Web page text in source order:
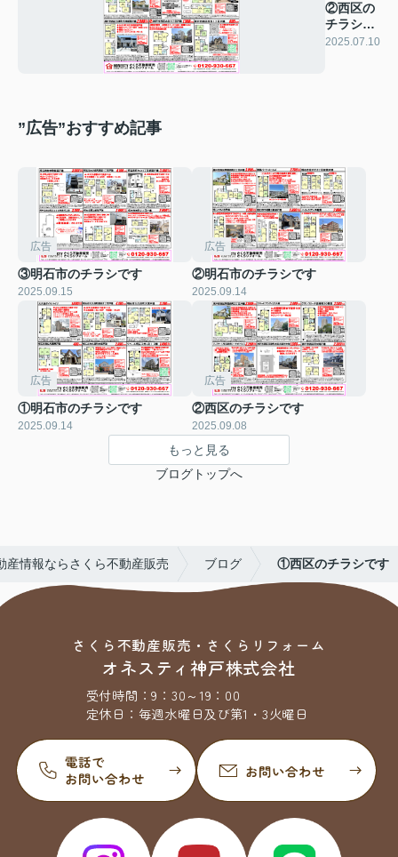
②西区の
チラシで
す
2025.07.10
”広告”おすすめ記事
広告
③明石市のチラシです
2025.09.15
広告
②明石市のチラシです
2025.09.14
広告
①明石市のチラシです
2025.09.14
広告
②西区のチラシです
2025.09.08
もっと見る
ブログトップへ
産情報ならさくら不動産販売 ブログ ①西区のチラシです
さくら不動産販売・さくらリフォーム
オネスティ神戸株式会社
受付時間：9：30～19：00
定休日： 毎週水曜日及び第1・3火曜日